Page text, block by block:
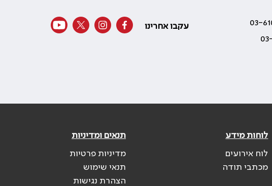
עקבו אחרינו
לוחות מידע
לוח אירועים
מכתבי תודה
תנאים ומדיניות
מדיניות פרטיות
תנאי שימוש
הצהרת נגישות